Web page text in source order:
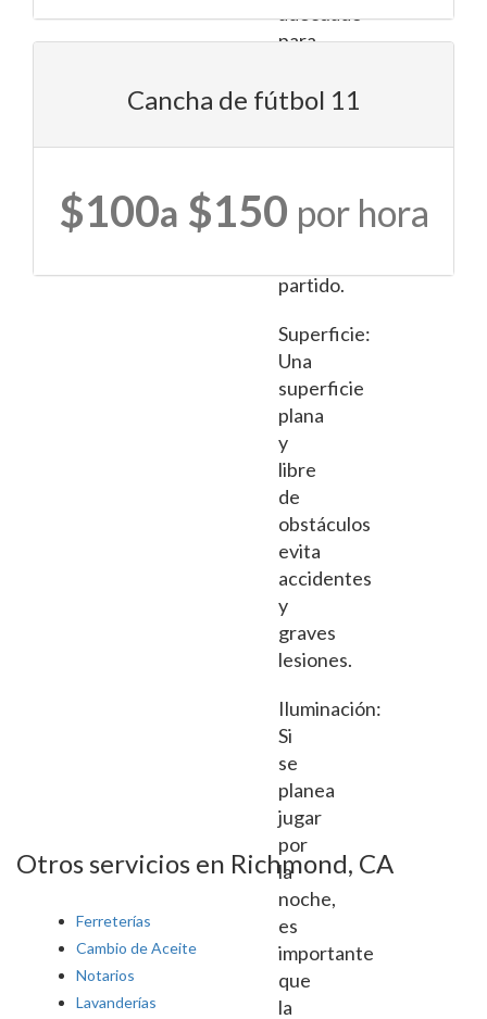
adecuado
para
número
jugadores
participarán
en
partido.
Superficie:
Una
superficie
plana
y
libre
de
obstáculos
evita
accidentes
y
graves
lesiones.
Iluminación:
Si
se
planea
jugar
por
la
noche,
es
importante
que
la
Cancha de fútbol 11
$100a $150 por hora
Otros servicios en Richmond, CA
Ferreterías
Cambio de Aceite
Notarios
Lavanderías